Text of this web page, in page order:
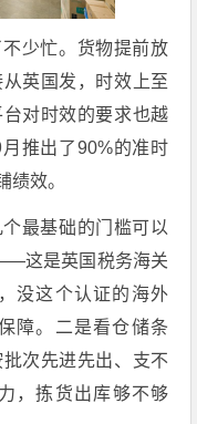
少忙。货物提前放
英国发，时效上至
对时效的要求也越
推出了90%的准时
绩效。
最基础的门槛可以
这是英国税务海关
没这个认证的海外
障。二是看仓储条
次先进先出、支不
，拣货出库够不够